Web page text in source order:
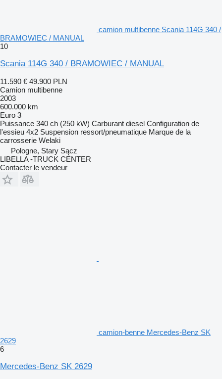
camion multibenne Scania 114G 340 /
BRAMOWIEC / MANUAL
10
Scania 114G 340 / BRAMOWIEC / MANUAL
11.590 € 49.900 PLN
Camion multibenne
2003
600.000 km
Euro 3
Puissance 340 ch (250 kW) Carburant diesel Configuration de
l'essieu 4x2 Suspension ressort/pneumatique Marque de la
carrosserie Welaki
Pologne, Stary Sącz
LIBELLA -TRUCK CENTER
Contacter le vendeur
camion-benne Mercedes-Benz SK
2629
6
Mercedes-Benz SK 2629